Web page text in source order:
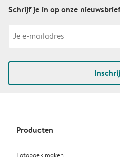
Schrijf je in op onze
Producten
Fotoboek maken